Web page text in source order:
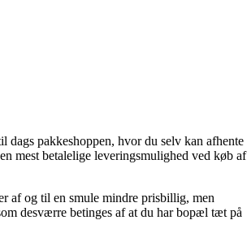
dags pakkeshoppen, hvor du selv kan afhente
mest betalelige leveringsmulighed ved køb af
af og til en smule mindre prisbillig, men
desværre betinges af at du har bopæl tæt på